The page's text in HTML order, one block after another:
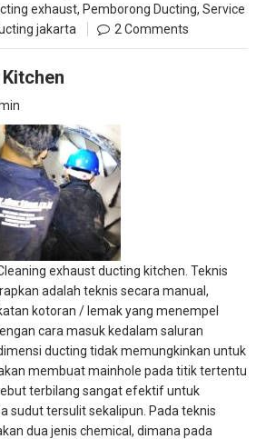
exhaust,Pemborong Ducting,Service
jakarta 2 Comments
exhaust ducting kitchen. Teknis
adalah teknis secara manual,
kotoran / lemak yang menempel
cara masuk kedalam saluran
ducting tidak memungkinkan untuk
membuat mainhole pada titik tertentu
terbilang sangat efektif untuk
sudut tersulit sekalipun. Pada teknis
dua jenis chemical, dimana pada